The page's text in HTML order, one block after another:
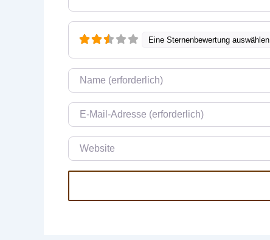
Eine Sternenbewertung auswählen
Name
E-Mail
Website